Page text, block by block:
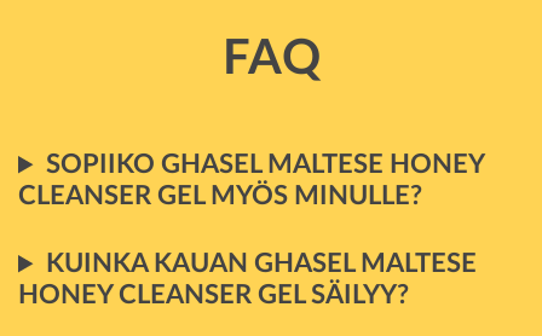
FAQ
SOPIIKO GHASEL MALTESE HONEY
CLEANSER GEL MYÖS MINULLE?
KUINKA KAUAN GHASEL MALTESE
HONEY CLEANSER GEL SÄILYY?